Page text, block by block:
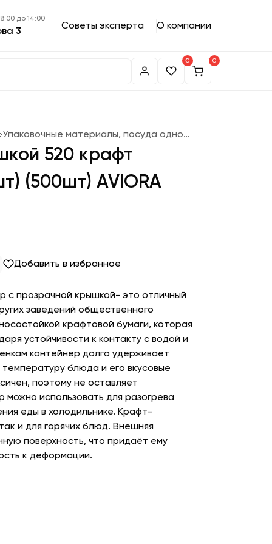
до 14:00
3
Советы эксперта О компании
0 0
Упаковочные материалы, посуда одноразовая
520 крафт
(500шт) AVIORA
Добавить в избранное
с прозрачной крышкой- это отличный
заведений общественного
крафтовой бумаги, которая
устойчивости к контакту с водой и
контейнер долго удерживает
блюда и его вкусовые
поэтому не оставляет
можно использовать для разогрева
еды в холодильнике. Крафт-
и для горячих блюд. Внешняя
поверхность, что придаёт ему
к деформации.